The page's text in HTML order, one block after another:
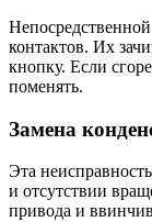
контактов. Их
кнопку. Если
поменять.
Замена
Эта
и отсутствии
привода и